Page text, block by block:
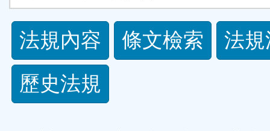
法
規
功
法規內容 條文檢索
法
歷史法規